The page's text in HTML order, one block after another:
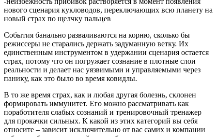
нового сценария кукловодов, переключающих всю планету на
новый страх по щелчку пальцев
События банально разваливаются на корню, сколько бы
режиссеры не старались держать задуманную ветку. Их
единственным инструментом в удержании сценария остается
страх, потому что он погружает сознание в плотные слои
реальности и делает нас уязвимыми и управляемыми через
панику, как это было во время ковидлы.
В то же время страх, как и любая другая болезнь, склонен
формировать иммунитет. Его можно рассматривать как
поработителя слабых сознаний и тренировочный тренажер
для прокачки сильных. К какой из этих категорий вы себя
относите – зависит исключительно от вас самих и компании